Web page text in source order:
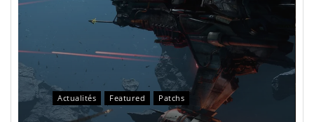
Actualités Featured Patchs